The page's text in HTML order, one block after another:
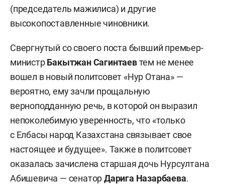
(председатель мажилиса) и другие
высокопоставленные чиновники.
Свергнутый со своего поста бывший премьер-
министрБакытжан Сагинтаевтем не менее
вошел в новый политсовет «Нур Отана» —
вероятно, ему зачли прощальную
верноподданную речь, в которой он выразил
непоколебимую уверенность, что «только
с Елбасы народ Казахстана связывает свое
настоящее и будущее». Также в политсовет
оказалась зачислена старшая дочь Нурсултана
Абишевича — сенаторДарига Назарбаева.